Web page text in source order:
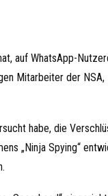
auf WhatsApp-
Mitarbeiter der NSA,
habe, die
„Ninja Spying“